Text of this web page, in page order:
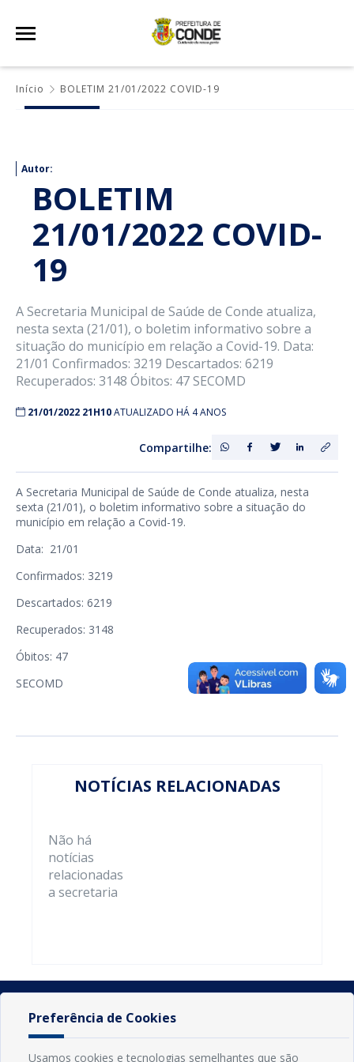
Início BOLETIM 21/01/2022 COVID-19
Autor:
BOLETIM
21/01/2022 COVID-
19
A Secretaria Municipal de Saúde de Conde atualiza,
nesta sexta (21/01), o boletim informativo sobre a
situação do município em relação a Covid-19. Data:
21/01 Confirmados: 3219 Descartados: 6219
Recuperados: 3148 Óbitos: 47 SECOMD
21/01/2022 21H10ATUALIZADO HÁ 4 ANOS
Compartilhe:
A Secretaria Municipal de Saúde de Conde atualiza, nesta
sexta (21/01), o boletim informativo sobre a situação do
município em relação a Covid-19.
Data: 21/01
Confirmados: 3219
Descartados: 6219
Recuperados: 3148
Óbitos: 47
SECOMD
NOTÍCIAS RELACIONADAS
Não há
notícias
relacionadas
a secretaria
Preferência de Cookies
Usamos cookies e tecnologias semelhantes que são